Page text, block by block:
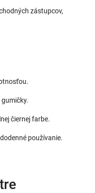
zástupcov,
čiernej farbe.
používanie.